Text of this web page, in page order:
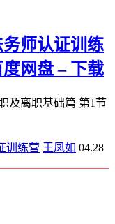
师认证训练
网盘 – 下载
及离职基础篇 第1节
训练营 王凤如 04.28